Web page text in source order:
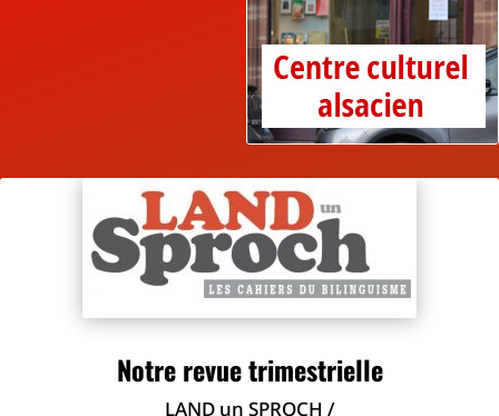
Notre revue trimestrielle
LAND un SPROCH /